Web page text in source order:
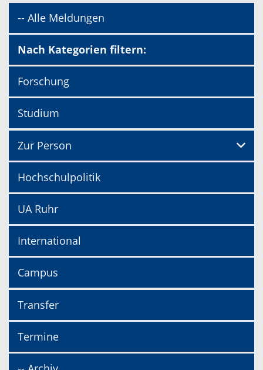
-- Alle Meldungen
Nach Kategorien filtern:
Forschung
Studium
Zur Person
Hochschulpolitik
UA Ruhr
International
Campus
Transfer
Termine